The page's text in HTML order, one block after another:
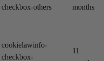
checkbox-others
months
cookielawinfo-
checkbox-
11